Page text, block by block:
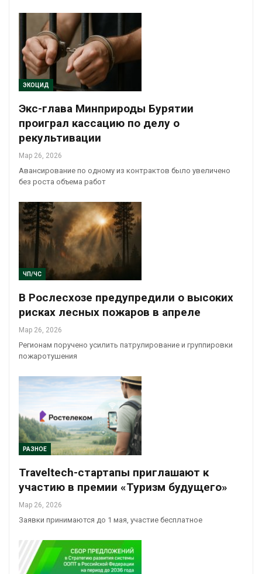
ЭКОЦИД
Экс-глава Минприроды Бурятии
проиграл кассацию по делу о
рекультивации
Мар 26, 2026
Авансирование по одному из контрактов было увеличено
без роста объема работ
ЧП/ЧС
В Рослесхозе предупредили о высоких
рисках лесных пожаров в апреле
Мар 26, 2026
Регионам поручено усилить патрулирование и группировки
пожаротушения
РАЗНОЕ
Traveltech-стартапы приглашают к
участию в премии «Туризм будущего»
Мар 26, 2026
Заявки принимаются до 1 мая, участие бесплатное